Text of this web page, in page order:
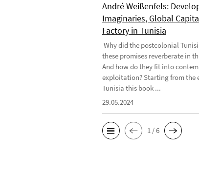
André Weißenfels:
Imaginaries, Global
Factory in Tunisia
Why did the postcolonial
these promises reverberate in
And how do they fit into
exploitation? Starting from the
Tunisia this book ...
29.05.2024
1 / 6